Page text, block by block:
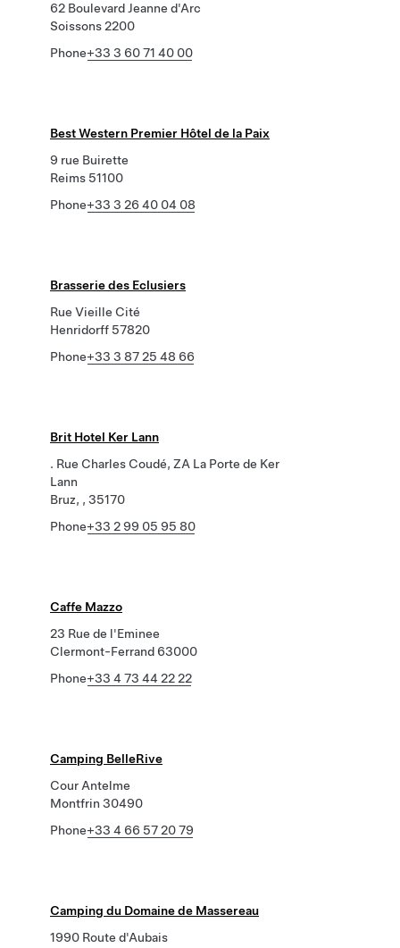
62 Boulevard Jeanne d'Arc
Soissons 2200
Phone+33 3 60 71 40 00
Best Western Premier Hôtel de la Paix
9 rue Buirette
Reims 51100
Phone+33 3 26 40 04 08
Brasserie des Eclusiers
Rue Vieille Cité
Henridorff 57820
Phone+33 3 87 25 48 66
Brit Hotel Ker Lann
. Rue Charles Coudé, ZA La Porte de Ker
Lann
Bruz, , 35170
Phone+33 2 99 05 95 80
Caffe Mazzo
23 Rue de l'Eminee
Clermont-Ferrand 63000
Phone+33 4 73 44 22 22
Camping BelleRive
Cour Antelme
Montfrin 30490
Phone+33 4 66 57 20 79
Camping du Domaine de Massereau
1990 Route d'Aubais